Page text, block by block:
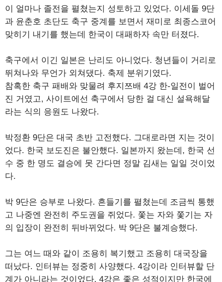
이 얼마나 졸전을 펼쳤는지 성토하고 있었다. 이세돌 9단
과 윤춘호 초단도 축구 중계를 보면서 재미로 최종스코어
맞히기 내기를 했는데 한국이 대패하자 속만 터졌다.
축구에서 이긴 일본은 난리도 아니었다. 청년들이 거리로
뛰쳐나와 무언가 외쳐댔다. 축제 분위기였다.
참혹한 축구 패배와 맞물려 후지쯔배 4강 한-일전이 벌어
진 거였고, 사이트에선 축구에서 당한 걸 대신 설욕해달
라는 식의 응원도 나왔다.
박정환 9단은 대국 초반 고전했다. 그대로라면 지는 것이
었다. 한국 보도진은 불안했다. 일본까지 왔는데, 한국 선
수 중 한 명도 결승에 못 간다면 정말 김새는 일일 것이었
다.
박 9단은 승부로 나왔다. 흔들기를 펼쳤는데 조금씩 통했
고 나중엔 완전히 주도권을 쥐었다. 쫓는 자와 쫓기는 자
의 입장이 완전히 뒤바뀌었다. 박 9단은 불계승했다.
그는 여느 때와 같이 조용히 복기했고 조용히 대국장을
떠났다. 인터뷰는 정중히 사양했다. 4강이라 인터뷰할 단
계가 아니라는 것이었다. 4강은 좋은 성적이지만 한국에